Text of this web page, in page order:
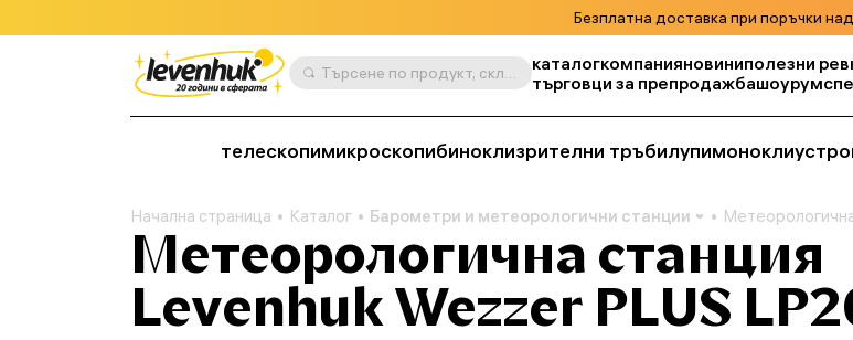
Безплатна доставка при поръчки
Търсене по продукт, складова единица, категория и т.н. каталогкомпанияновиниполезни
търговци за препродажбашоурум
телескопимикроскопибиноклизрителни тръбилупимонокли
Начална страница Каталог Барометри и метеорологични станции
Метеорологична станция
Levenhuk Wezzer PLUS